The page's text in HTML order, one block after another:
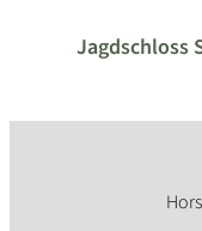
Jagdschloss